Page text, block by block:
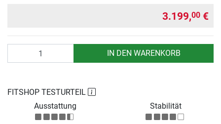
3.199,00 €
IN DEN WARENKORB
FITSHOP TESTURTEIL
Ausstattung
Stabilität